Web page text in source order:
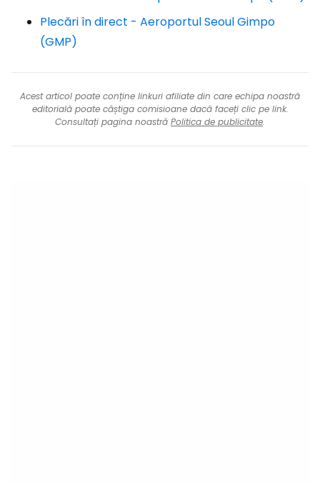
Plecări în direct - Aeroportul Seoul Gimpo
(GMP)
Acest articol poate conține linkuri afiliate din care echipa noastră
editorială poate câștiga comisioane dacă faceți clic pe link.
Consultați pagina noastră Politica de publicitate.